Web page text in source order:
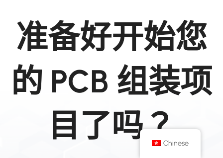
准备好开始您
的 PCB 组装项
目了吗？Chinese